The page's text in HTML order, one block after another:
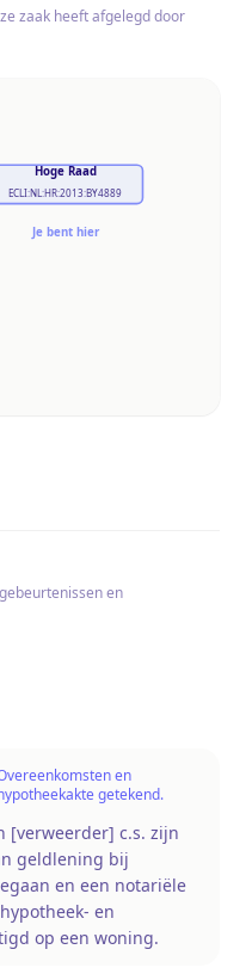
zaak heeft afgelegd door
Hoge Raad
ECLI:NL:HR:2013:BY4889
Je bent hier
en
en
getekend.
[verweerder] c.s. zijn
geldlening bij
en een notariële
en
op een woning.